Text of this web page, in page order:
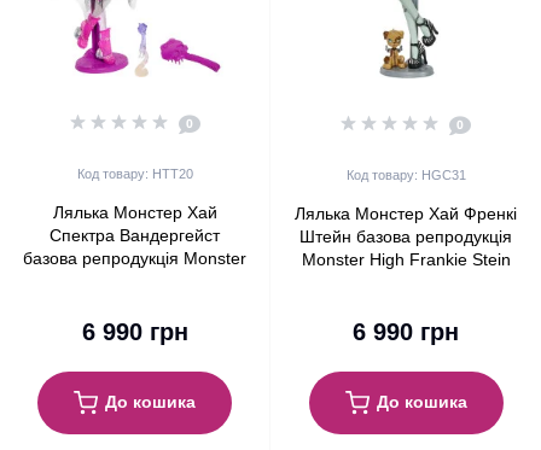
0
Код товару: HTT20
Лялька Монстер Хай
Спектра Вандергейст
базова репродукція Monster
G1 Mattel
6 990 грн
До кошика
0
Код товару: HGC31
Лялька Монстер Хай Френкі
Штейн базова репродукція
Monster High Frankie Stein
6 990 грн
До кошика